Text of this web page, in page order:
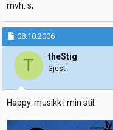
mvh. s,
08.10.2006
T theStig
Gjest
Happy-musikk i min stil: